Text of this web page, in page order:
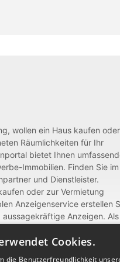
wollen ein Haus kaufen oder
Räumlichkeiten für Ihr
bietet Ihnen
Immobilien. Finden Sie im
und Dienstleister.
oder zur Vermietung
Anzeigenservice erstellen
Anzeigen. Als
mit einem Eintrag im
Cookies.
die Benutzerfreundlichkeit